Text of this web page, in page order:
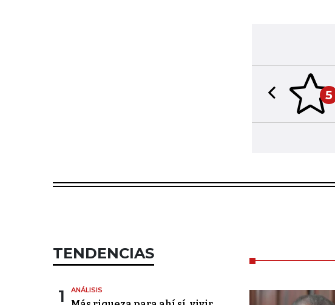
5
Previous slide
TENDENCIAS
1 ANÁLISIS